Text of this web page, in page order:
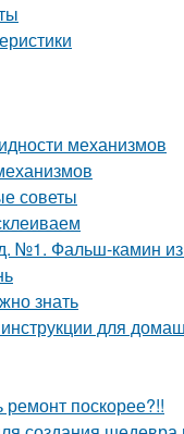
механизмов
советы
№1. Фальш-камин
знать
для
ремонт поскорее?!!